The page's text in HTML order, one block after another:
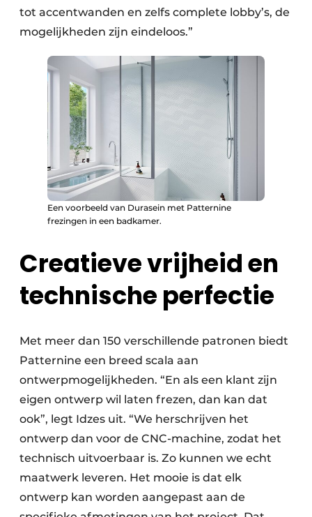
tot accentwanden en zelfs complete lobby’s, de
mogelijkheden zijn eindeloos.”
Een voorbeeld van Durasein met Patternine
frezingen in een badkamer.
Creatieve vrijheid en
technische perfectie
Met meer dan 150 verschillende patronen biedt
Patternine een breed scala aan
ontwerpmogelijkheden. “En als een klant zijn
eigen ontwerp wil laten frezen, dan kan dat
ook”, legt Idzes uit. “We herschrijven het
ontwerp dan voor de CNC-machine, zodat het
technisch uitvoerbaar is. Zo kunnen we echt
maatwerk leveren. Het mooie is dat elk
ontwerp kan worden aangepast aan de